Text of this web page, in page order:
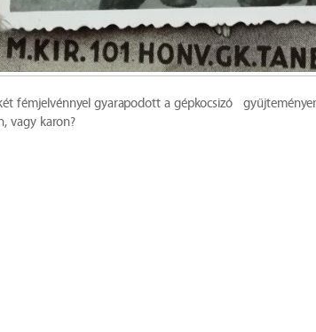
fémjelvénnyel gyarapodott a gépkocsizó
vagy karon?